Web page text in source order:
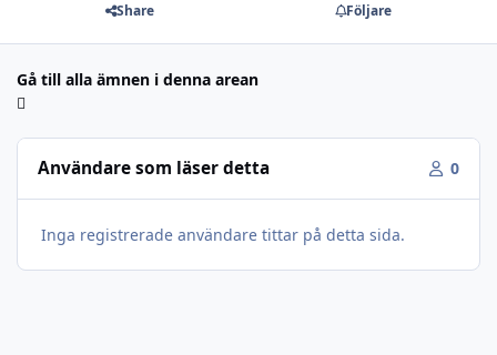
Share Följare
Gå till alla ämnen i denna arean
Användare som läser detta 0
Inga registrerade användare tittar på detta sida.